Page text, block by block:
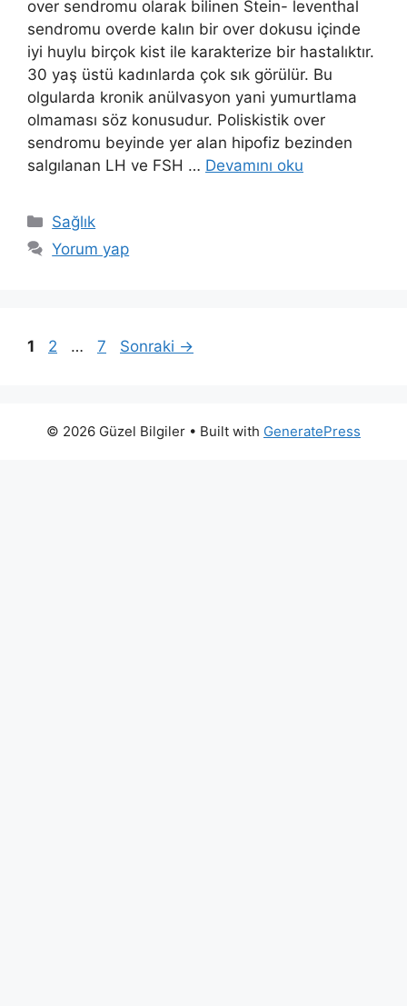
over sendromu olarak bilinen Stein- leventhal
sendromu overde kalın bir over dokusu içinde
iyi huylu birçok kist ile karakterize bir hastalıktır.
30 yaş üstü kadınlarda çok sık görülür. Bu
olgularda kronik anülvasyon yani yumurtlama
olmaması söz konusudur. Poliskistik over
sendromu beyinde yer alan hipofiz bezinden
salgılanan LH ve FSH … Devamını oku
Kategoriler
Sağlık
Yorum yap
Sayfa
1 Sayfa
2 … Sayfa
7 Sonraki →
© 2026 Güzel Bilgiler • Built with GeneratePress